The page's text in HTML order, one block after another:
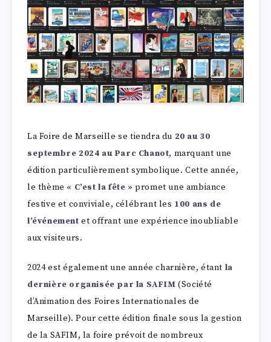
La Foire de Marseille se tiendra du 20 au 30
septembre 2024 au Parc Chanot, marquant une
édition particulièrement symbolique. Cette année,
le thème « C’est la fête » promet une ambiance
festive et conviviale, célébrant les 100 ans de
l’événement et offrant une expérience inoubliable
aux visiteurs.
2024 est également une année charnière, étant la
dernière organisée par la SAFIM (Société
d’Animation des Foires Internationales de
Marseille). Pour cette édition finale sous la gestion
de la SAFIM, la foire prévoit de nombreux